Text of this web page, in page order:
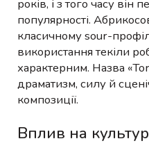
років, і з того часу він
популярності.
класичному sour-
використання текіли
характерним. Назва
драматизм, силу й
композиції.
Вплив на